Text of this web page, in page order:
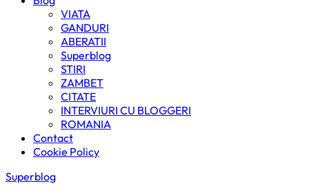
VIATA
GANDURI
ABERATII
Superblog
STIRI
ZAMBET
CITATE
INTERVIURI CU BLOGGERI
ROMANIA
Contact
Cookie Policy
Superblog